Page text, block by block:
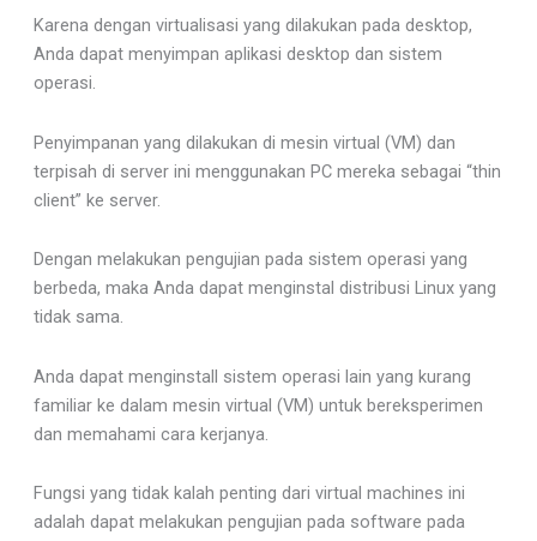
Karena dengan virtualisasi yang dilakukan pada desktop,
Anda dapat menyimpan aplikasi desktop dan sistem
operasi.
Penyimpanan yang dilakukan di mesin virtual (VM) dan
terpisah di server ini menggunakan PC mereka sebagai “thin
client” ke server.
Dengan melakukan pengujian pada sistem operasi yang
berbeda, maka Anda dapat menginstal distribusi Linux yang
tidak sama.
Anda dapat menginstall sistem operasi lain yang kurang
familiar ke dalam mesin virtual (VM) untuk bereksperimen
dan memahami cara kerjanya.
Fungsi yang tidak kalah penting dari virtual machines ini
adalah dapat melakukan pengujian pada software pada